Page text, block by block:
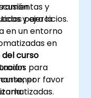
y
para la
en
para
y ejercicios.
en un entorno
curso
por favor